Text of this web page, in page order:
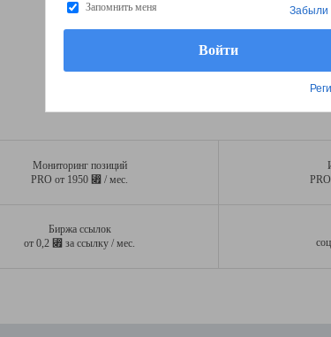
Мониторинг позиций
PRO от 1950 ⃏ / мес.
Биржа ссылок
от 0,2 ⃏ за ссылку / мес.
Запомнить меня Забыли